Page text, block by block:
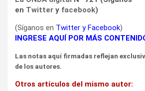
en Twitter y facebook)
(Síganos en Twitter yFacebook)
INGRESE AQUÍ POR MÁS
Las notas aquí firmadas reflejan
de los autores.
Otros artículos del mismo autor: